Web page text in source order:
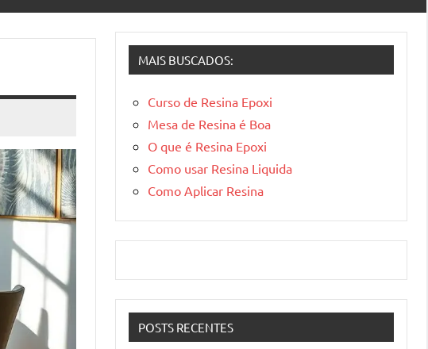
MAIS BUSCADOS:
Curso de Resina Epoxi
Mesa de Resina é Boa
O que é Resina Epoxi
Como usar Resina Liquida
Como Aplicar Resina
POSTS RECENTES